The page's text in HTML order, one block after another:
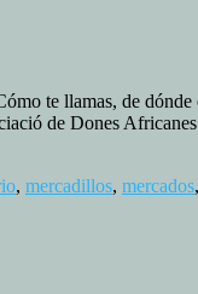
te llamas, de
de Dones
, mercadillos, mercados,